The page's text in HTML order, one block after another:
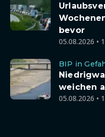
bevor
05.08.2026 •
BIP in
weichen
05.08.2026 •